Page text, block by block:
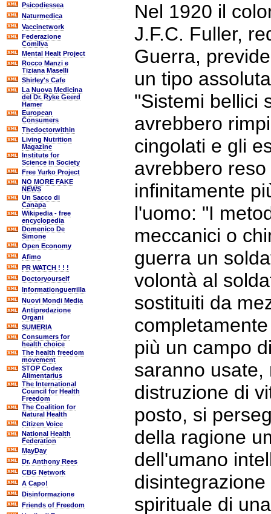
Psicodiessea
Naturmedica
Vaccinetwork
Federazione
Comilva
Mental Healt Project
Rocco Manzi e
Tiziana Maselli
Shirley's Cafe
La Nuova Medicina
del Dr. Ryke Geerd
Hamer
European
Consumers
Thedoctorwithin
Living Nutrition
Magazine
Institute for
Science in Society
Free Yurko Project
NO MORE FAKE
NEWS
Un Sacco di
Canapa
Wikipedia - free
encyclopedia
Domenico De
Simone
Open Economy
Afimo
PR WATCH ! ! !
Doctoryourself
Informationguerrilla
Nuovi Mondi Media
Antipredazione
Organi
SUMERIA
Consumers for
health choice
The health freedom
movement
STOP Codex
Alimentarius
The International
Council for Health
Freedom
The Coalition for
Natural Health
Citizen Voice
National Health
Federation
MayDay
Dr. Anthony Rees
CBG Network
A Capo!
Disinformazione
Friends of Freedom
Nel 1920 il
J.F.C. Fuller,
Guerra,
un tipo
"Sistemi bellici
avrebbero
cingolati e gli
avrebbero
infinitamente
l'uomo: "I
meccanici o
guerra un
volontà al
sostituiti da
più un campo
saranno usate,
distruzione di
posto, si
della ragione
dell'umano
spirituale di